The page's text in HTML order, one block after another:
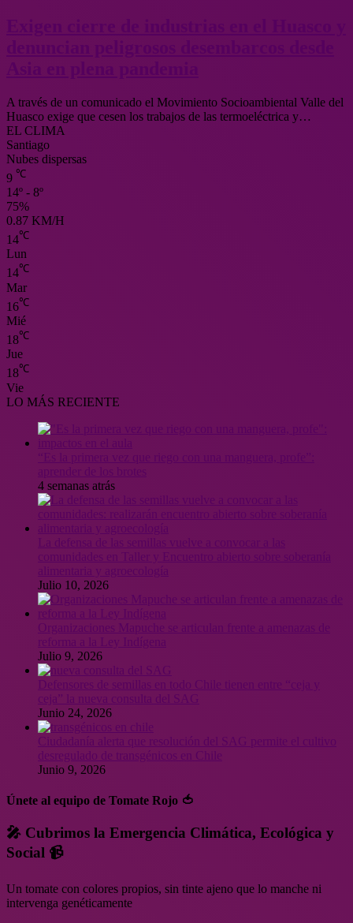
A través de un comunicado el Movimiento Socioambiental Valle del
Huasco exige que cesen los trabajos de las termoeléctrica y…
EL CLIMA
Santiago
Nubes dispersas
9 ℃
14º - 8º
75%
0.87 KM/H
14℃
Lun
14℃
Mar
16℃
Mié
18℃
Jue
18℃
Vie
LO MÁS RECIENTE
4 semanas atrás
Julio 10, 2026
Organizaciones Mapuche se articulan frente a amenazas de
Julio 9, 2026
Junio 24, 2026
Ciudadanía alerta que resolución del SAG permite el cultivo
desregulado de transgénicos en Chile
Junio 9, 2026
Únete al equipo de Tomate Rojo 🍅
🎤 Cubrimos la Emergencia Climática, Ecológica y
Social 📹
Un tomate con colores propios, sin tinte ajeno que lo manche ni
intervenga genéticamente